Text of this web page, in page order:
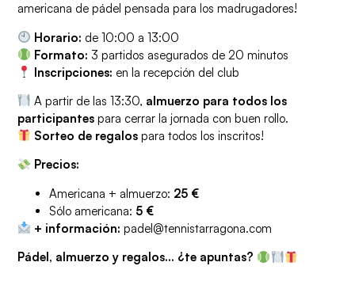
americana de pádel pensada para los madrugadores!
Horario: de 10:00 a 13:00
Formato: 3 partidos asegurados de 20 minutos
Inscripciones: en la recepción del club
A partir de las 13:30, almuerzo para todos los
participantes para cerrar la jornada con buen rollo.
Sorteo de regalos para todos los inscritos!
Precios:
Americana + almuerzo: 25 €
Sólo americana: 5 €
+ información: padel@tennistarragona.com
Pádel, almuerzo y regalos... ¿te apuntas?